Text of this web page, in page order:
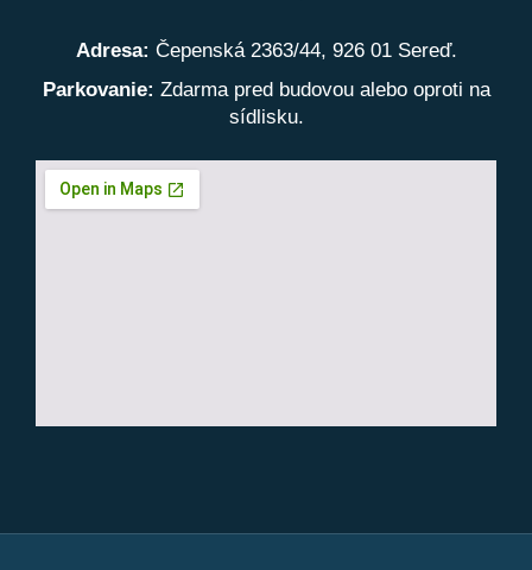
Adresa: Čepenská 2363/44, 926 01 Sereď.
Parkovanie: Zdarma pred budovou alebo oproti na
sídlisku.